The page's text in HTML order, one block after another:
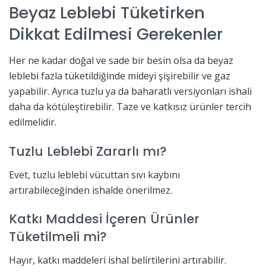
Beyaz Leblebi Tüketirken
Dikkat Edilmesi Gerekenler
Her ne kadar doğal ve sade bir besin olsa da beyaz
leblebi fazla tüketildiğinde mideyi şişirebilir ve gaz
yapabilir. Ayrıca tuzlu ya da baharatlı versiyonları ishali
daha da kötüleştirebilir. Taze ve katkısız ürünler tercih
edilmelidir.
Tuzlu Leblebi Zararlı mı?
Evet, tuzlu leblebi vücuttan sıvı kaybını
artırabileceğinden ishalde önerilmez.
Katkı Maddesi İçeren Ürünler
Tüketilmeli mi?
Hayır, katkı maddeleri ishal belirtilerini artırabilir.